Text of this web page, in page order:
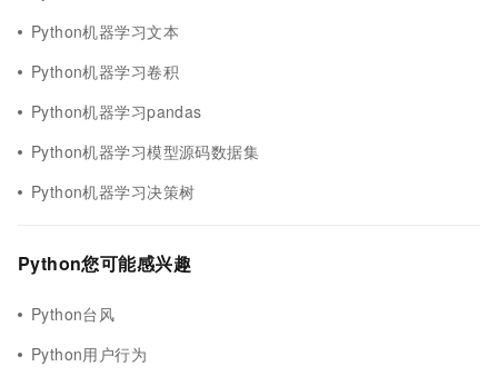
Python机器学习文本
Python机器学习卷积
Python机器学习pandas
Python机器学习模型源码数据集
Python机器学习决策树
Python您可能感兴趣
Python台风
Python用户行为